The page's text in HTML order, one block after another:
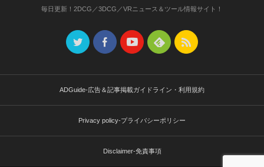
毎日更新！2DCG／3DCG／VRニュース＆ツール情報サイト！
ADGuide-広告＆記事掲載ガイドライン・利用規約
Privacy policy-プライバシーポリシー
Disclaimer-免責事項